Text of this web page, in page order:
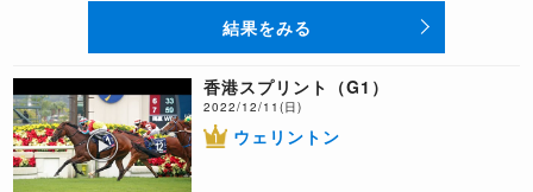
結果をみる
香港スプリント（G1）
2022/12/11(日)
ウェリントン